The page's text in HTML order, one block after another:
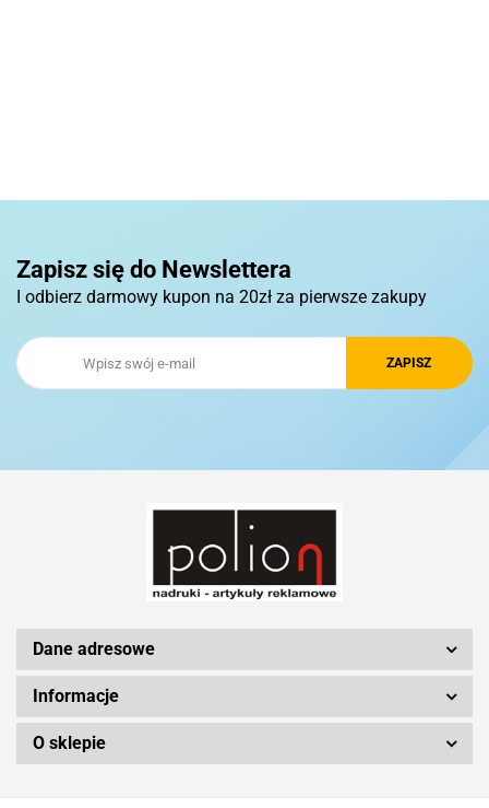
Royal Design
Silicon Power
Zapisz się do Newslettera
I odbierz darmowy kupon na 20zł za pierwsze zakupy
Dane adresowe
Informacje
O sklepie